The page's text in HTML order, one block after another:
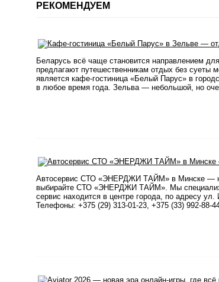
РЕКОМЕНДУЕМ
Беларусь всё чаще становится направлением
предлагают путешественникам отдых без суеты
является кафе-гостиница «Белый Парус» в
в любое время года. Зельва — небольшой, но
Автосервис СТО «ЭНЕРДЖИ ТАЙМ» в Минске —
выбирайте СТО «ЭНЕРДЖИ ТАЙМ». Мы
сервис находится в центре города, по адресу
Телефоны: +375 (29) 313-01-23, +375 (33) 992-88-